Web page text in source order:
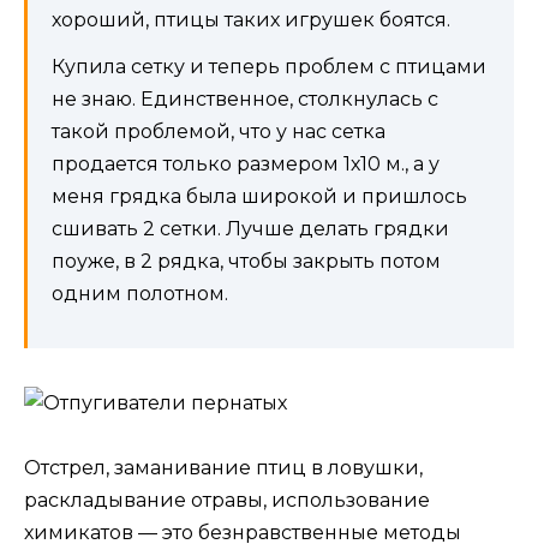
хороший, птицы таких игрушек боятся.
Купила сетку и теперь проблем с птицами
не знаю. Единственное, столкнулась с
такой проблемой, что у нас сетка
продается только размером 1х10 м., а у
меня грядка была широкой и пришлось
сшивать 2 сетки. Лучше делать грядки
поуже, в 2 рядка, чтобы закрыть потом
одним полотном.
Отстрел, заманивание птиц в ловушки,
раскладывание отравы, использование
химикатов — это безнравственные методы